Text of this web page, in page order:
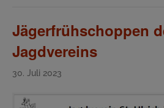
Jägerfrühschoppen
Jagdvereins
30. Juli 2023